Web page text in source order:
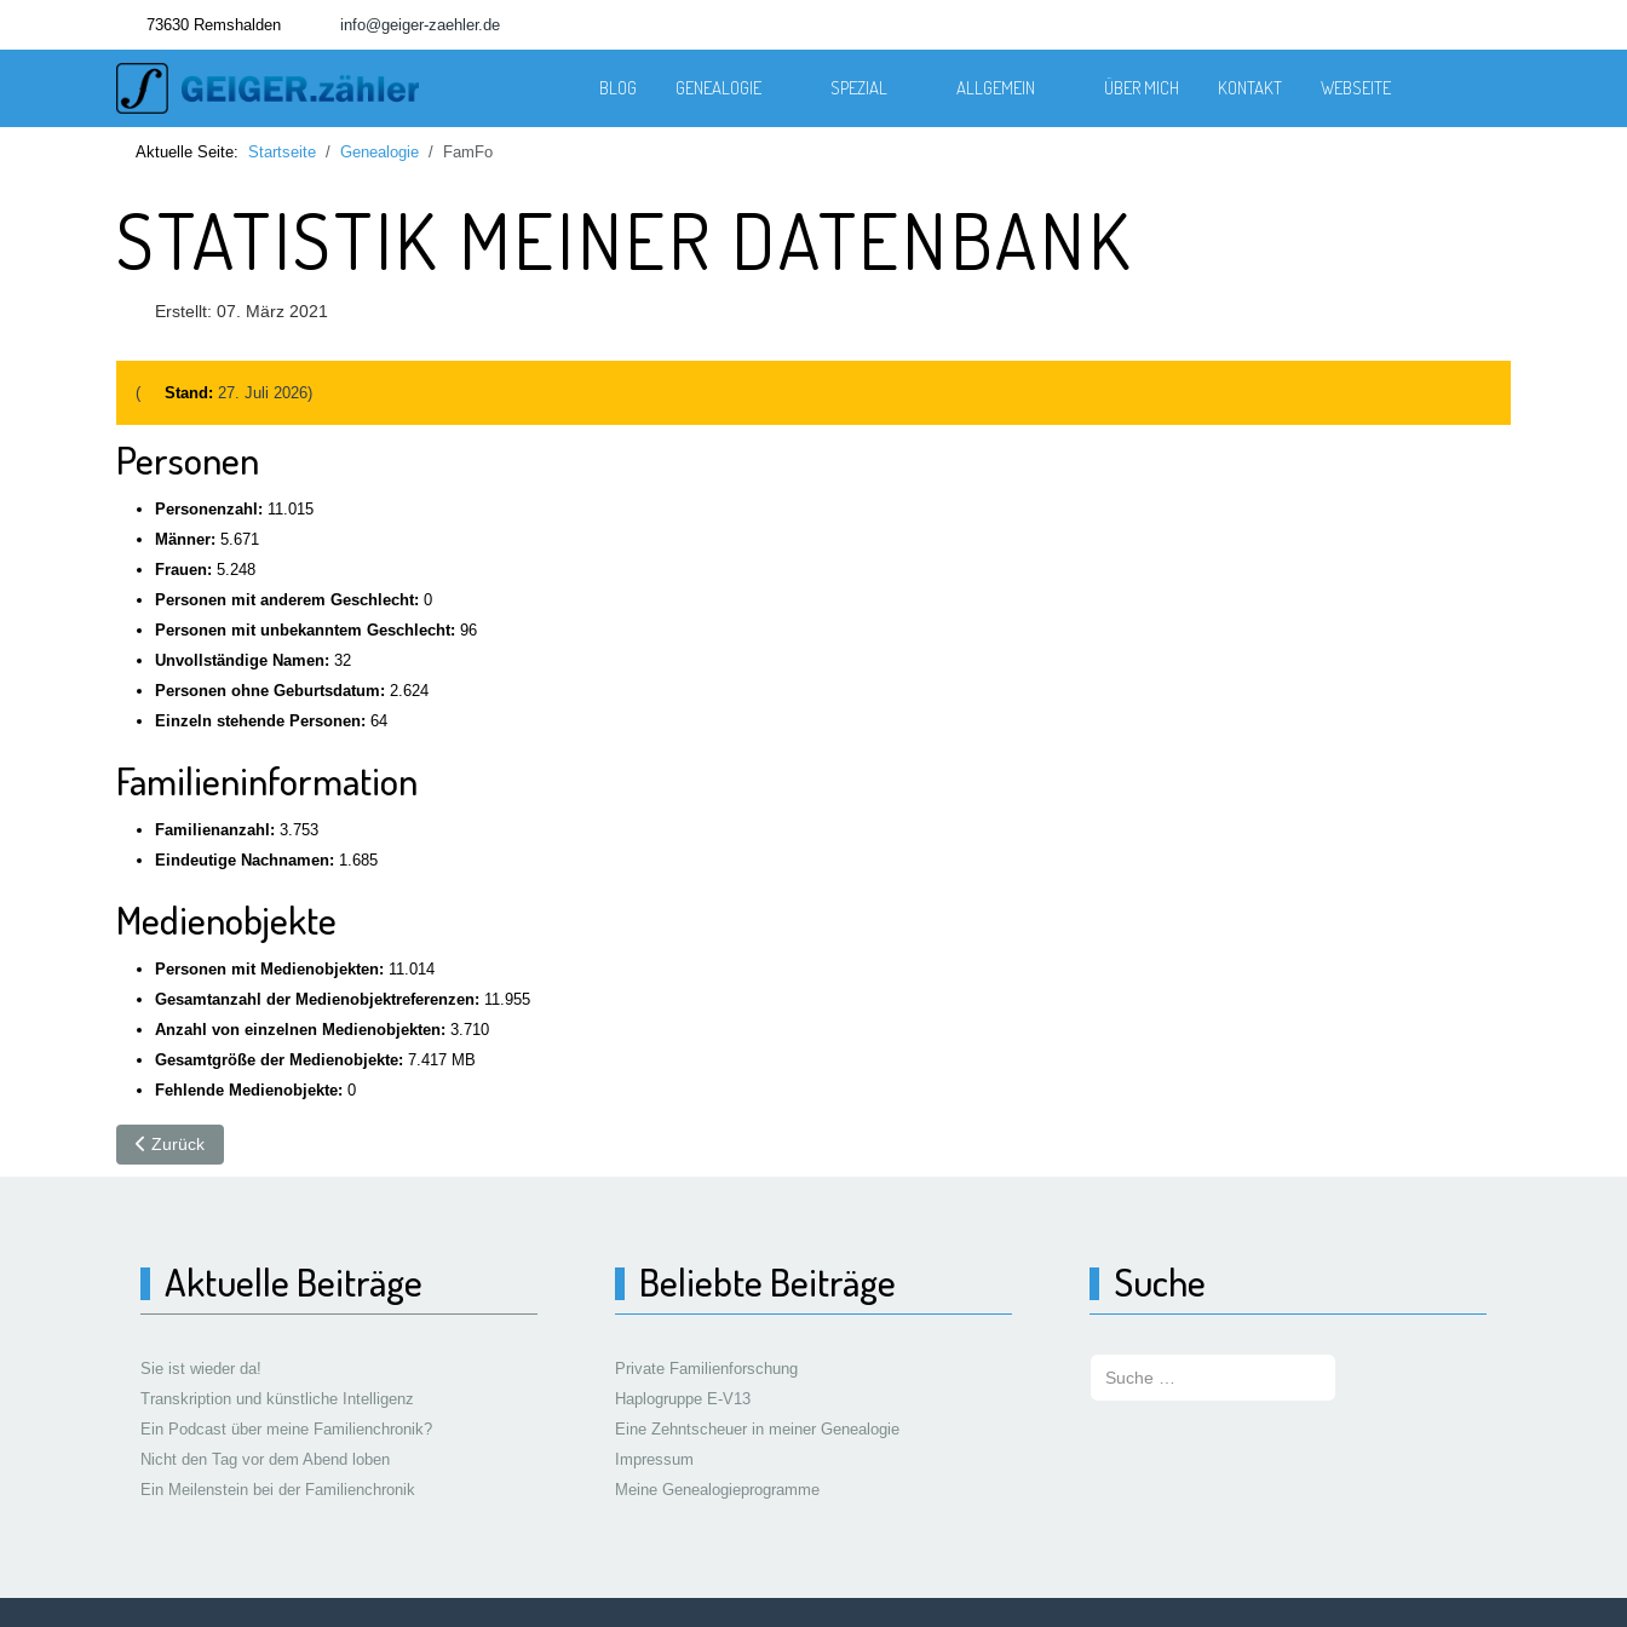
73630 Remshalden info@geiger-zaehler.de
BLOG GENEALOGIE SPEZIAL ALLGEMEIN ÜBER MICH KONTAKT WEBSEITE
Aktuelle Seite: Startseite Genealogie FamFo
STATISTIK MEINER DATENBANK
Erstellt: 07. März 2021
( Stand: 27. Juli 2026)
Personen
Personenzahl: 11.015
Männer: 5.671
Frauen: 5.248
Personen mit anderem Geschlecht: 0
Personen mit unbekanntem Geschlecht: 96
Unvollständige Namen: 32
Personen ohne Geburtsdatum: 2.624
Einzeln stehende Personen: 64
Familieninformation
Familienanzahl: 3.753
Eindeutige Nachnamen: 1.685
Medienobjekte
Personen mit Medienobjekten: 11.014
Gesamtanzahl der Medienobjektreferenzen: 11.955
Anzahl von einzelnen Medienobjekten: 3.710
Gesamtgröße der Medienobjekte: 7.417 MB
Fehlende Medienobjekte: 0
Vorheriger Beitrag: Meine Genealogieprogramme
Zurück
Aktuelle Beiträge
Sie ist wieder da!
Transkription und künstliche Intelligenz
Ein Podcast über meine Familienchronik?
Nicht den Tag vor dem Abend loben
Ein Meilenstein bei der Familienchronik
Beliebte Beiträge
Private Familienforschung
Haplogruppe E-V13
Eine Zehntscheuer in meiner Genealogie
Impressum
Meine Genealogieprogramme
Suche